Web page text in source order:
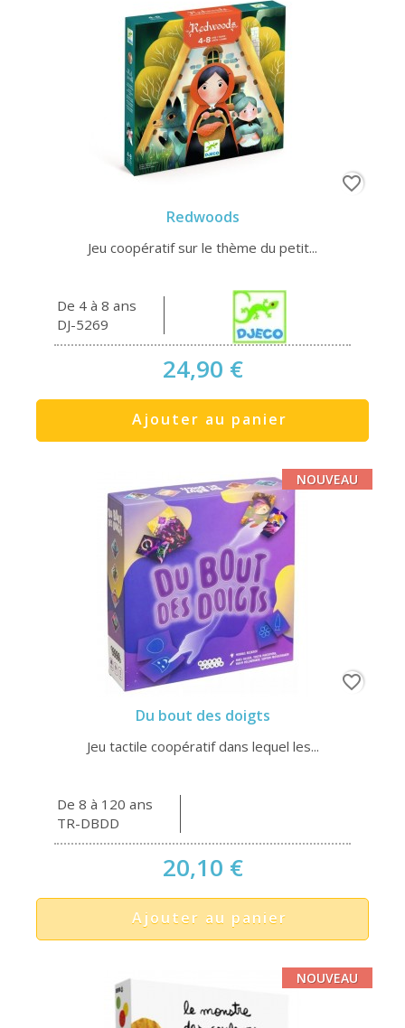
Redwoods
Jeu coopératif sur le thème du petit...
De 4 à 8 ans
DJ-5269
24,90 €
Ajouter au panier
favorite_border
Du bout des doigts
Jeu tactile coopératif dans lequel les...
De 8 à 120 ans
TR-DBDD
20,10 €
Ajouter au panier
NOUVEAU
favorite_border
NOUVEAU